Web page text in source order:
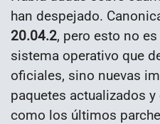
han despejado.
20.04.2, pero esto no
sistema operativo que
oficiales, sino nuevas
paquetes actualizados
como los últimos